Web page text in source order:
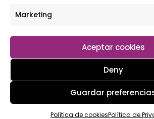
Marketing
Aceptar cookies
Deny
Guardar
Política de cookiesPolítica de
Copyright © 2026 Tu tienda